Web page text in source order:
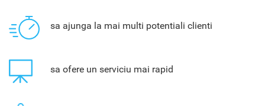
sa ajunga la mai multi potentiali clienti
sa ofere un serviciu mai rapid